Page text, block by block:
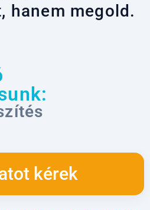
hanem megold.
kérek